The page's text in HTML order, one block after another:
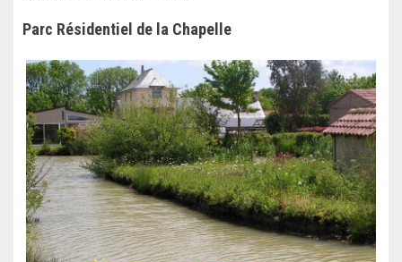
Parc Résidentiel de la Chapelle